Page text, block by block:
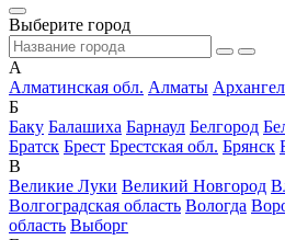
Выберите город
А
Алматинская обл. Алматы
Б
Баку Балашиха Барнаул Белгород
Братск Брест Брестская обл. Брянск
В
Великие Луки Великий Новгород
Волгоградская область Вологда
область Выборг